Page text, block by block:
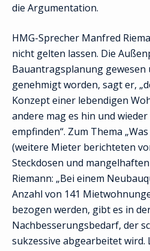
die Argumentation.
HMG-Sprecher Manfred
nicht gelten lassen. Die
Bauantragsplanung gewesen
genehmigt worden, sagt er,
Konzept einer lebendigen
andere mag es hin und
empfinden“. Zum Thema
(weitere Mieter berichteten
Steckdosen und
Riemann: „Bei einem
Anzahl von 141
bezogen werden, gibt es in
Nachbesserungsbedarf, der
sukzessive abgearbeitet wird.